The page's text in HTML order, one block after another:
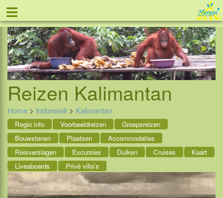
≡ Tel: 088 - 81 11 999
Reizen Kalimantan
Home > Indonesië > Kalimantan
Regio info Voorbeeldreizen
Groepsreizen
Bouwstenen
Plaatsen
Accommodaties
Reisverslagen
Excursies Duiken Cruises
Kaart
Liveaboards
Privé villa's